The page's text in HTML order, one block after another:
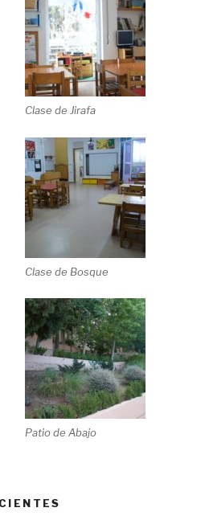
Clase de Jirafa
Clase de Bosque
Patio de Abajo